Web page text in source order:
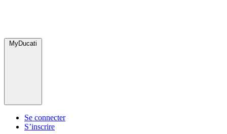
MyDucati
Se connecter
S’inscrire